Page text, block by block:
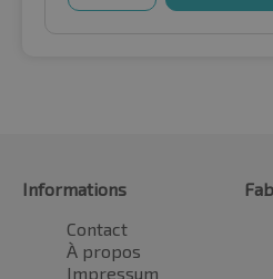
Informations
Contact
À propos
Impressum